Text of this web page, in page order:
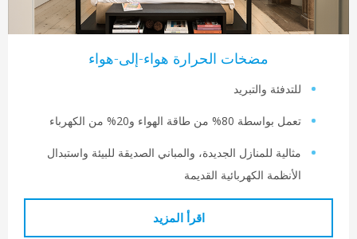
مضخات الحرارة هواء-إلى-هواء
والتبريد
بواسطة 80% من طاقة الهواء و20% من الكهرباء
للمنازل الجديدة، والمباني الصديقة للبيئة واستبدال
الكهربائية القديمة